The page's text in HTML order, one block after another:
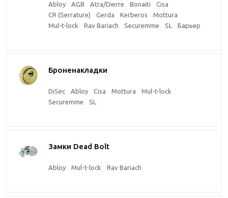
Abloy AGB Atra/Dierre Bonaiti
Cisa
CR (Serrature)
Gerda Kerberos
Mottura
Mul-t-lock
Rav Bariach Securemme SL Барьер
Броненакладки
DiSec Abloy Cisa Mottura
Mul-t-lock
Securemme
SL
Замки Dead Bolt
Abloy Mul-t-lock Rav Bariach